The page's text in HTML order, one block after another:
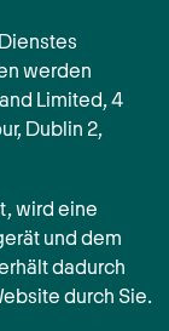
werden
Limited, 4
Dublin 2,
wird eine
und dem
dadurch
durch Sie.